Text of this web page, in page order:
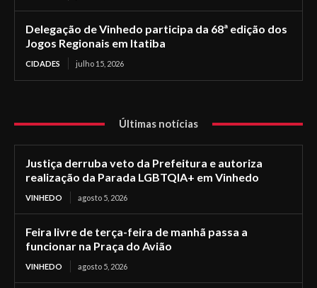
Delegação de Vinhedo participa da 68ª edição dos
Jogos Regionais em Itatiba
CIDADES julho 15, 2026
Últimas notícias
Justiça derruba veto da Prefeitura e autoriza
realização da Parada LGBTQIA+ em Vinhedo
VINHEDO agosto 5, 2026
Feira livre de terça-feira de manhã passa a
funcionar na Praça do Avião
VINHEDO agosto 5, 2026